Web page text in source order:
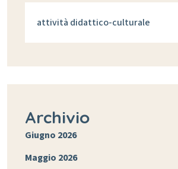
attività didattico-culturale
Archivio
Giugno 2026
Maggio 2026